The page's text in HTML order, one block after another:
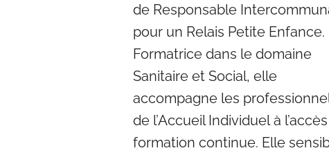
de Responsable
pour un Relais Petite Enfance.
Formatrice dans le domaine
Sanitaire et Social, elle
accompagne les
de l’Accueil Individuel à
formation continue. Elle